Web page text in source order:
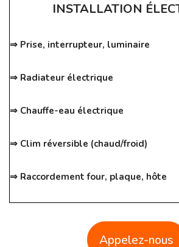
INSTALLATION
⇒ Prise, interrupteur, luminaire
⇒ Radiateur électrique
⇒ Chauffe-eau électrique
⇒ Clim réversible (chaud/froid)
⇒ Raccordement four, plaque, hôte
Appelez-nous